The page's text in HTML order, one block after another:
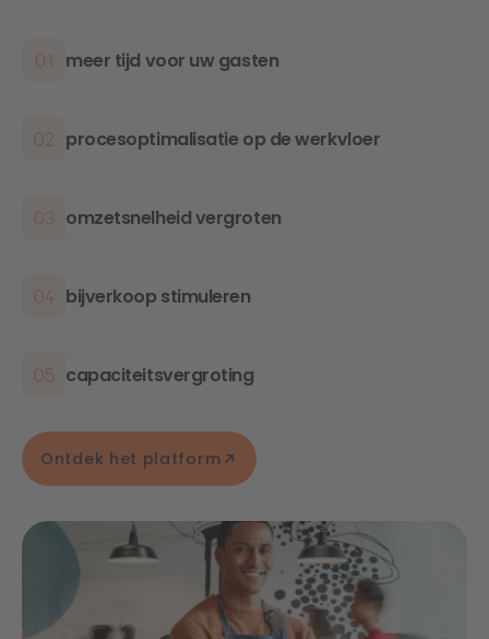
meer tijd voor uw gasten
procesoptimalisatie op de werkvloer
omzetsnelheid vergroten
bijverkoop stimuleren
capaciteitsvergroting
Ontdek het platform